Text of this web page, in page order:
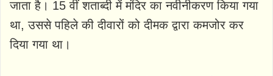
जाता है। 15 वीं शताब्दी में मंदिर का नवीनीकरण किया गया
था, उससे पहिले की दीवारों को दीमक द्वारा कमजोर कर
दिया गया था।